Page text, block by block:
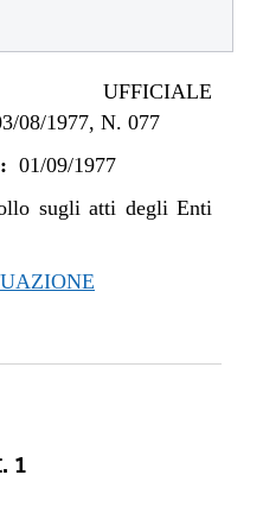
UFFICIALE
08/1977, N. 077
01/09/1977
sugli atti degli Enti
1